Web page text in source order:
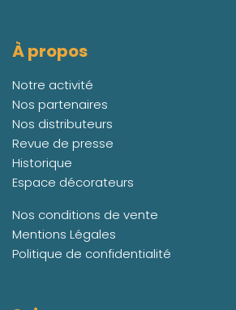
À propos
Notre activité
Nos partenaires
Nos distributeurs
Revue de presse
Historique
Espace décorateurs
Nos conditions de vente
Mentions Légales
Politique de confidentialité